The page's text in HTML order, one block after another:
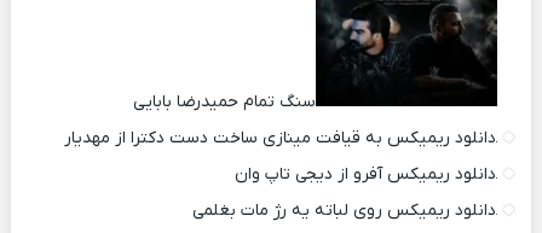
سنگ تمام حمیدرضا بابایی
دانلود ریمیکس به قیافت مینازی ساخت دست دکترا از مهدیار
دانلود ریمیکس آفرو از ديجی تاپ وان
دانلود ریمیکس روی لباته یه رژ مات بغلمی